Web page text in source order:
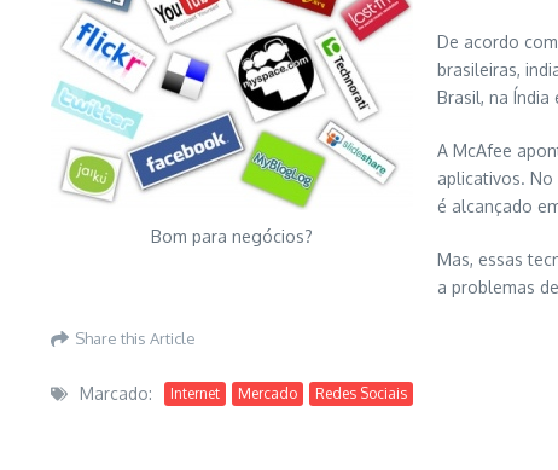
Bom para negócios?
De acordo
brasileiras,
Brasil, na Índia
A McAfee
aplicativos. No
é alcançado
Mas, essas
a problemas
Share this Article
Marcado: Internet Mercado Redes Sociais